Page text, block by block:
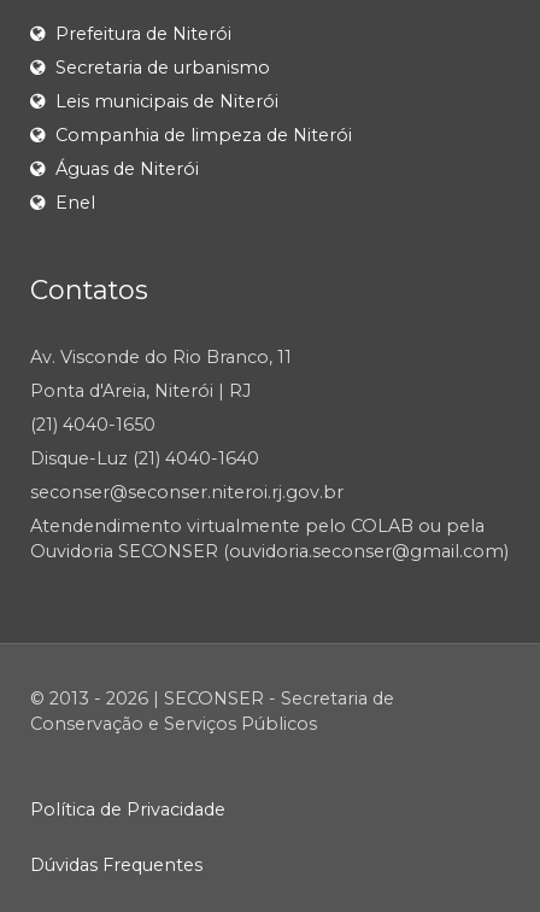
Prefeitura de Niterói
Secretaria de urbanismo
Leis municipais de Niterói
Companhia de limpeza de Niterói
Águas de Niterói
Enel
Contatos
Av. Visconde do Rio Branco, 11
Ponta d'Areia, Niterói | RJ
(21) 4040-1650
Disque-Luz (21) 4040-1640
seconser@seconser.niteroi.rj.gov.br
Atendendimento virtualmente pelo COLAB ou pela
Ouvidoria SECONSER (ouvidoria.seconser@gmail.com)
© 2013 - 2026 | SECONSER - Secretaria de
Conservação e Serviços Públicos
Política de Privacidade
Dúvidas Frequentes